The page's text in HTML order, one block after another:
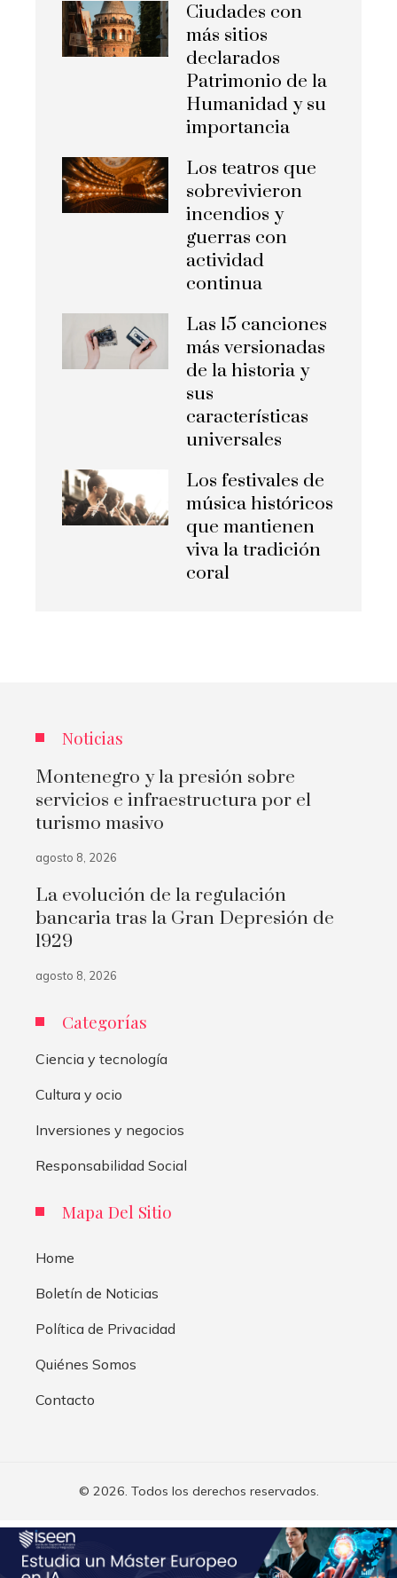
Ciudades con
más sitios
declarados
Patrimonio de la
Humanidad y su
importancia
Los teatros que
sobrevivieron
incendios y
guerras con
actividad
continua
Las 15 canciones
más versionadas
de la historia y
sus
características
universales
Los festivales de
música históricos
que mantienen
viva la tradición
coral
Noticias
Montenegro y la presión sobre
servicios e infraestructura por el
turismo masivo
agosto 8, 2026
La evolución de la regulación
bancaria tras la Gran Depresión de
1929
agosto 8, 2026
Categorías
Ciencia y tecnología
Cultura y ocio
Inversiones y negocios
Responsabilidad Social
Mapa Del Sitio
Home
Boletín de Noticias
Política de Privacidad
Quiénes Somos
Contacto
© 2026. Todos los derechos reservados.